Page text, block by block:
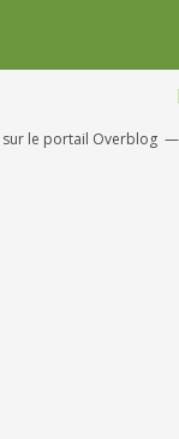
sur le portail Overblog